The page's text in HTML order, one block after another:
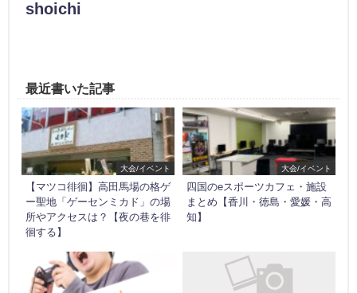
shoichi
最近書いた記事
大会/イベント
【マツコ徘徊】高田馬場の格ゲ
ー聖地「ゲーセンミカド」の場
所やアクセスは？【夜の巷を徘
徊する】
大会/イベント
四国のeスポーツカフェ・施設
まとめ【香川・徳島・愛媛・高
知】